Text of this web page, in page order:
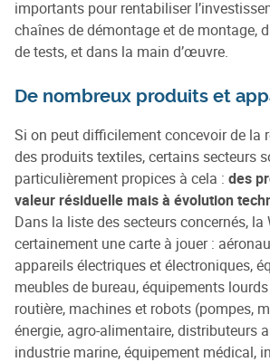
importants pour rentabiliser
chaînes de démontage et de montage,
de tests, et dans la main d’œuvre.
De nombreux produits et
Si on peut difficilement concevoir de la
des produits textiles, certains secteurs
particulièrement propices à cela : des
valeur résiduelle mais à évolution
Dans la liste des secteurs concernés, la
certainement une carte à jouer :
appareils électriques et électroniques,
meubles de bureau, équipements
routière, machines et robots (pompes,
énergie, agro-alimentaire, distributeurs
industrie marine, équipement médical,